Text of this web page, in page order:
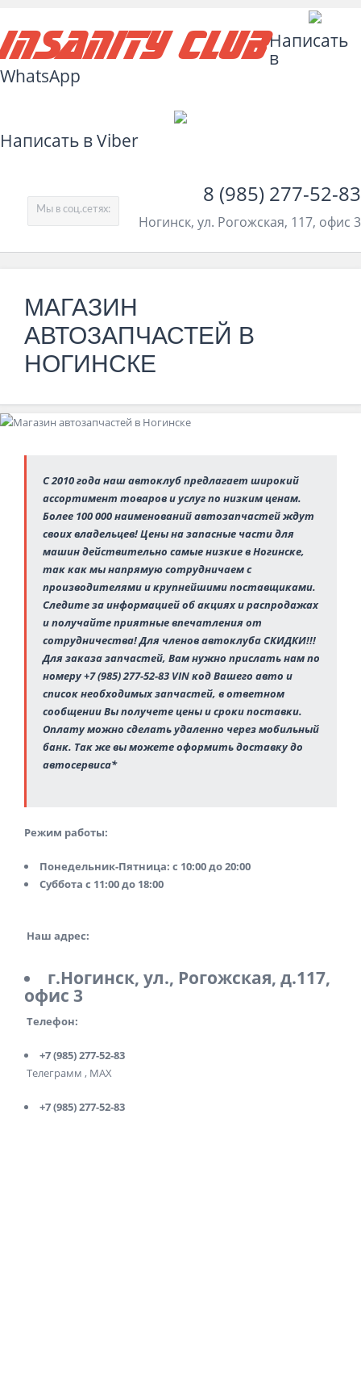
Insanity ClubНаписать
в
WhatsApp
Написать в Viber
8 (985) 277-52-83
Ногинск, ул. Рогожская, 117, офис 3
Мы в соц.сетях:
МАГАЗИН
АВТОЗАПЧАСТЕЙ В
НОГИНСКЕ
С 2010 года наш автоклуб предлагает широкий
ассортимент товаров и услуг по низким ценам.
Более 100 000 наименований автозапчастей ждут
своих владельцев! Цены на запасные части для
машин действительно самые низкие в Ногинске,
так как мы напрямую сотрудничаем с
производителями и крупнейшими поставщиками.
Следите за информацией об акциях и распродажах
и получайте приятные впечатления от
сотрудничества! Для членов автоклуба СКИДКИ!!!
Для заказа запчастей, Вам нужно прислать нам по
номеру+7 (985) 277-52-83 VIN код Вашего авто и
список необходимых запчастей, в ответном
сообщении Вы получете цены и сроки поставки.
Оплату можно сделать удаленно через мобильный
банк. Так же вы можете оформить доставку до
автосервиса*
Режим работы:
Понедельник-Пятница: с 10:00 до 20:00
Суббота с 11:00 до 18:00
Наш адрес:
г.Ногинск, ул., Рогожская, д.117,
офис 3
Телефон:
+7 (985) 277-52-83
Телеграмм , MAX
+7 (985) 277-52-83